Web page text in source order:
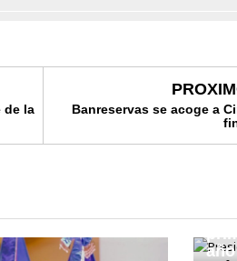
de la
Banreservas se acoge a
año